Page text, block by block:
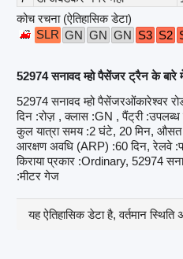
कोच रचना (ऐतिहासिक डेटा)
SLR GN GN GN S3 S2
52974 सनावद म्हो पैसेंजर ट्रैन के बारे
52974 सनावद म्हो पैसेंजरओंकारेश्वर
दिन :रोज़ , क्लास :GN , पैंट्री :उपलब्ध
कुल यात्रा समय :2 घंटे, 20 मिन, औसत
आरक्षण अवधि (ARP) :60 दिन, रेलवे
किराया प्रकार :Ordinary, 52974
:मीटर गेज
यह ऐतिहासिक डेटा है, वर्तमान